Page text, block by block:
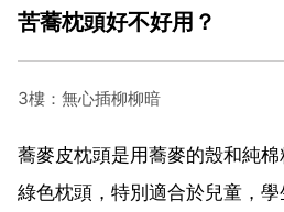
苦蕎枕頭好不好用？
3樓：無心插柳柳暗
蕎麥皮枕頭是用蕎麥的殼和純
綠色枕頭，特別適合於兒童，